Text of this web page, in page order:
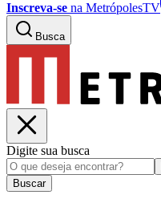
Inscreva-se na MetrópolesTV
Busca
Digite sua busca
Buscar